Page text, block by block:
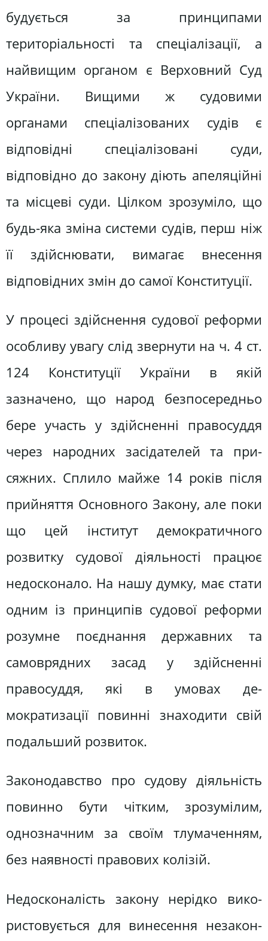
будується за принципами
територіальності та спеціалізації, а
найви­щим органом є Верховний Суд
Украї­ни. Вищими ж судовими
органами спеціалізованих судів є
відповідні спеціалізовані суди,
відповідно до за­кону діють апеляційні
та місцеві суди. Цілком зрозуміло, що
будь-яка зміна системи судів, перш ніж
її здійснюва­ти, вимагає внесення
відповідних змін до самої Конституції.
У процесі здійснення судової ре­форми
особливу увагу слід звернути на ч. 4 ст.
124 Конституції України в якій
зазначено, що народ безпосеред­ньо
бере участь у здійсненні правосуд­дя
через народних засідателей та при­
сяжних. Сплило майже 14 років після
прийняття Основного Закону, але по­ки
що цей інститут демократичного
розвитку судової діяльності працює
недосконало. На нашу думку, має стати
одним із принципів судової реформи
розумне поєднання держав­них та
самоврядних засад у здій­сненні
правосуддя, які в умовах де­
мократизації повинні знаходити свій
подальший розвиток.
Законодавство про судову діяль­ність
повинно бути чітким, зрозумі­лим,
однозначним за своїм тлумачен­ням,
без наявності правових колізій.
Недосконалість закону нерідко вико­
ристовується для винесення незакон­